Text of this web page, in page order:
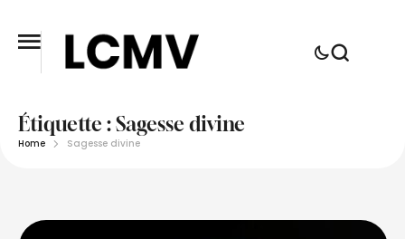
Étiquette :Sagesse divine
Home Sagesse divine